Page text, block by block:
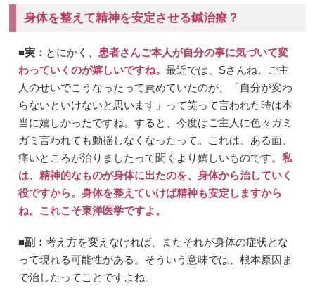
身体を整えて精神を安定させる鍼治療？
■実： とにかく、 患者さんご本人が自分の事に気づいて変
わっていくのが嬉しいですね。最近では、Sさんね。ご主
人のせいでこうなったって責めていたのが、「自分が変わ
らないといけないと思います」って笑って言われた時は本
当に嬉しかったですね。すると、今度はご主人に色々ガミ
ガミ言われても動揺しなくなったって。これは、ある面、
痛いところが治りましたって聞くより嬉しいものです。私
は、精神的なものが身体に出たのを、身体から治していく
役ですから。身体を整えていけば精神も安定しますから
ね。これこそ東洋医学ですよ。
■副：考え方を変えなければ、またそれが身体の症状とな
って現れる可能性がある。そういう意味では、根本原因ま
で治したってことですよね。